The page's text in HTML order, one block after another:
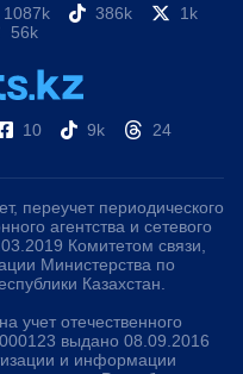
1087k 386k
1k
56k
10 9k 24
переучет периодического
агентства и сетевого
Комитетом связи,
Министерства по
Казахстан.
учет отечественного
выдано 08.09.2016
и информации